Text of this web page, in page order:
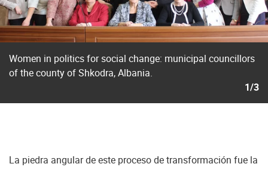
Women in politics for social change: municipal councillors
of the county of Shkodra, Albania.
1/3
La piedra angular de este proceso de transformación fue la